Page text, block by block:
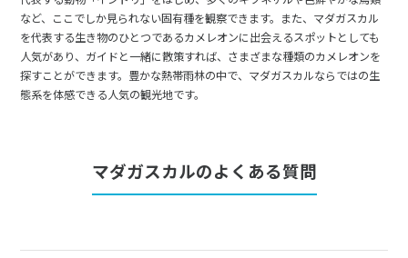
など、ここでしか見られない固有種を観察できます。また、マダガスカル
を代表する生き物のひとつであるカメレオンに出会えるスポットとしても
人気があり、ガイドと一緒に散策すれば、さまざまな種類のカメレオンを
探すことができます。豊かな熱帯雨林の中で、マダガスカルならではの生
態系を体感できる人気の観光地です。
マダガスカルのよくある質問